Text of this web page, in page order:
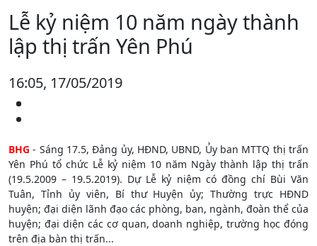
Lễ kỷ niệm 10 năm ngày thành
lập thị trấn Yên Phú
16:05, 17/05/2019
BHG - Sáng 17.5, Đảng ủy, HĐND, UBND, Ủy ban MTTQ thị trấn
Yên Phú tổ chức Lễ kỷ niệm 10 năm Ngày thành lập thị trấn
(19.5.2009 – 19.5.2019). Dự Lễ kỷ niệm có đồng chí Bùi Văn
Tuân, Tỉnh ủy viên, Bí thư Huyện ủy; Thường trực HĐND
huyện; đại diện lãnh đạo các phòng, ban, ngành, đoàn thể của
huyện; đại diện các cơ quan, doanh nghiệp, trường học đóng
trên địa bàn thị trấn...